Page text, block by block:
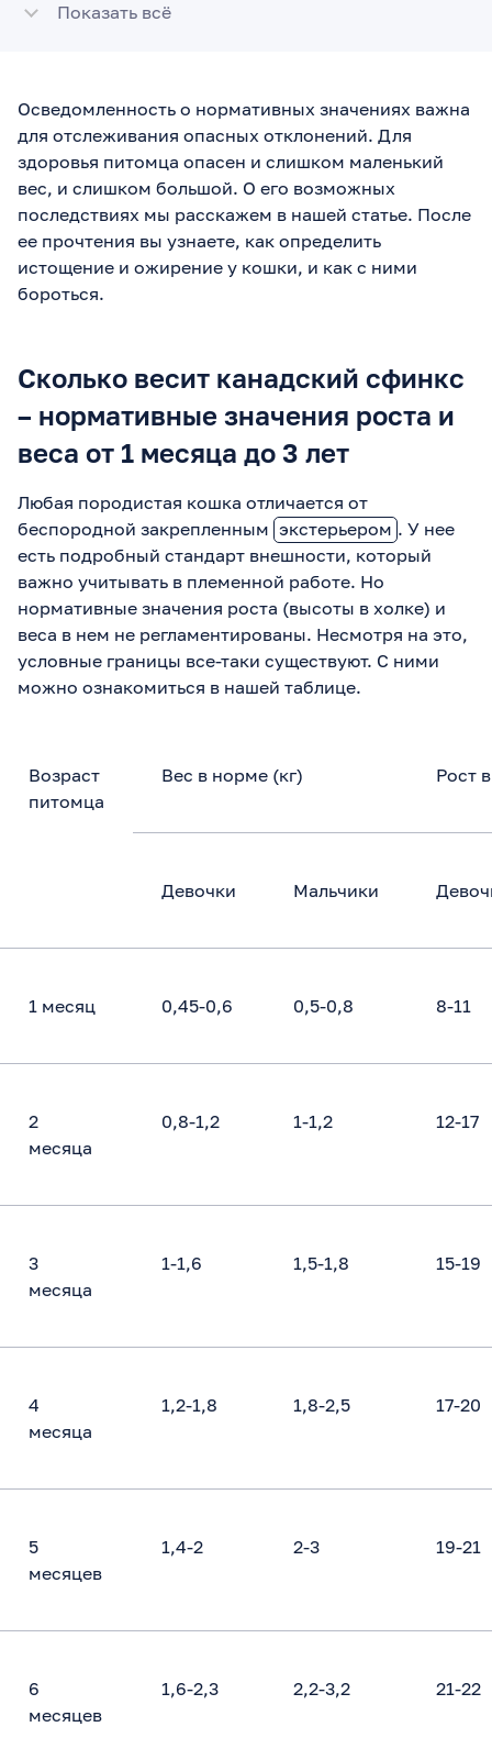
Показать всё
Осведомленность о нормативных значениях важна
для отслеживания опасных отклонений. Для
здоровья питомца опасен и слишком маленький
вес, и слишком большой. О его возможных
последствиях мы расскажем в нашей статье. После
ее прочтения вы узнаете, как определить
истощение и ожирение у кошки, и как с ними
бороться.
Сколько весит канадский сфинкс
– нормативные значения роста и
веса от 1 месяца до 3 лет
Любая породистая кошка отличается от
беспородной закрепленным экстерьером . У нее
есть подробный стандарт внешности, который
важно учитывать в племенной работе. Но
нормативные значения роста (высоты в холке) и
веса в нем не регламентированы. Несмотря на это,
условные границы все-таки существуют. С ними
можно ознакомиться в нашей таблице.
Возраст
питомца
Вес в норме (кг) Рост
Девочки Мальчики
1 месяц 0,45-0,6 0,5-0,8 8-11
2
месяца
0,8-1,2 1-1,2 12-17
3
месяца
1-1,6 1,5-1,8 15-19
4
месяца
1,2-1,8 1,8-2,5 17-20
5
месяцев
1,4-2 2-3 19-21
6
месяцев
1,6-2,3 2,2-3,2 21-22